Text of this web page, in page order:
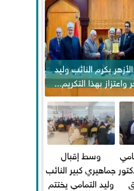
يكرم النائب وليد
بهذا التكريم...
وسط إقبال
جماهيري كبير النائب
وليد التمامي يختتم